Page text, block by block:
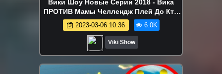
Вики Шоу Новые Серии 2018 - Вика
ПРОТИВ Мамы Челлендж Плей До Кто
Победит Новый Challenge Play Doh /
Вики Шоу
2023-03-06 10:36 6.0K
Viki Show